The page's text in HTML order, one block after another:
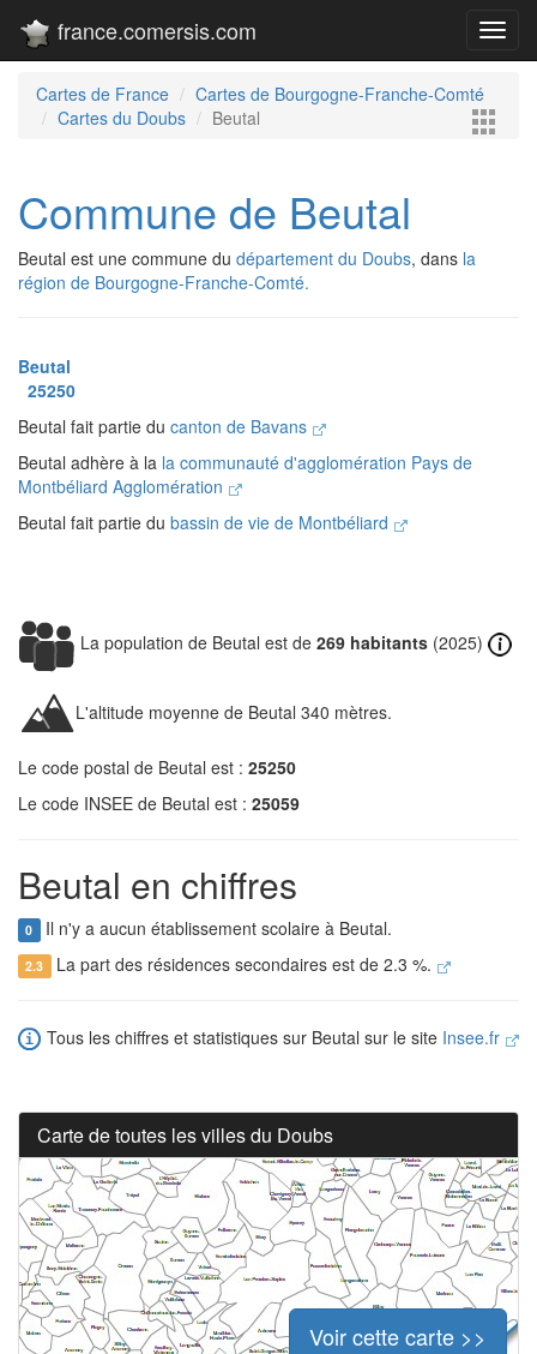
france.comersis.com
Cartes de France
Cartes de Bourgogne-Franche-Comté
Cartes du Doubs
Beutal
Commune de Beutal
Beutal est une commune du département du Doubs, dans la
région de Bourgogne-Franche-Comté.
Beutal
25250
Beutal fait partie du canton de Bavans
Beutal adhère à la la communauté d'agglomération Pays de
Montbéliard Agglomération
Beutal fait partie du bassin de vie de Montbéliard
La population de Beutal est de 269 habitants (2025)
L'altitude moyenne de Beutal 340 mètres.
Le code postal de Beutal est : 25250
Le code INSEE de Beutal est : 25059
Beutal en chiffres
0 Il n'y a aucun établissement scolaire à Beutal.
2.3 La part des résidences secondaires est de 2.3 %.
Tous les chiffres et statistiques sur Beutal sur le site Insee.fr
Carte de toutes les villes du Doubs
Voir cette carte >>